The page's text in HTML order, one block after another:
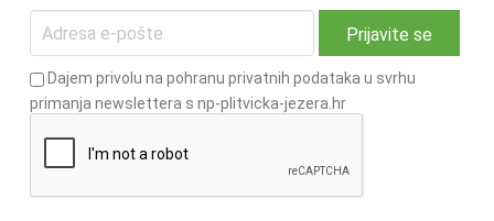
Dajem privolu na pohranu privatnih podataka u svrhu
primanja newslettera s np-plitvicka-jezera.hr